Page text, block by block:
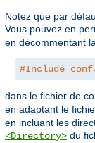
Notez que par
Vous pouvez en
en décommentant
#Include
dans le fichier de
en adaptant le
en incluant les
<Directory> du